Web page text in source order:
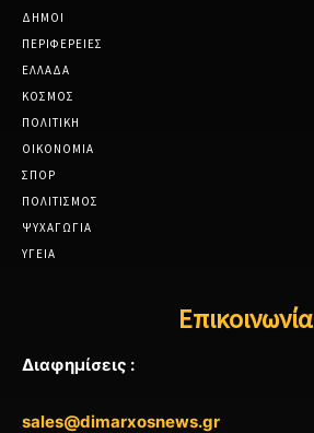
ΔΗΜΟΙ
ΠΕΡΙΦΕΡΕΙΕΣ
ΕΛΛΑΔΑ
ΚΟΣΜΟΣ
ΠΟΛΙΤΙΚΗ
ΟΙΚΟΝΟΜΙΑ
ΣΠΟΡ
ΠΟΛΙΤΙΣΜΟΣ
ΨΥΧΑΓΩΓΙΑ
ΥΓΕΙΑ
Επικοινωνία
Διαφημίσεις :
sales@dimarxosnews.gr